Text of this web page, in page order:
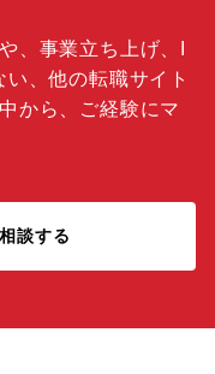
、事業立ち上げ、I
、他の転職サイト
から、ご経験にマ
談する